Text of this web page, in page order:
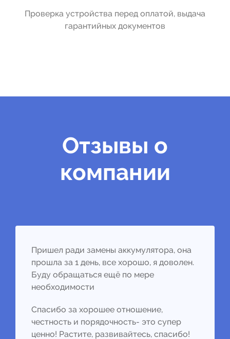
Проверка устройства перед оплатой, выдача
гарантийных документов
Отзывы о
компании
Пришел ради замены аккумулятора, она
прошла за 1 день, все хорошо, я доволен.
Буду обращаться ещё по мере
необходимости
Спасибо за хорошее отношение,
честность и порядочность- это супер
ценно! Растите, развивайтесь, спасибо!